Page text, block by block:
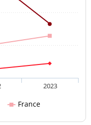
France
2023